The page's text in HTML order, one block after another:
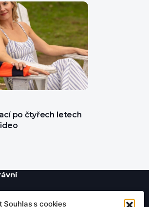
Souhlas s cookies
po čtyřech letech